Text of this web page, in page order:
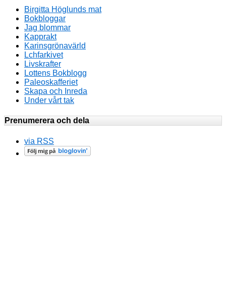
Birgitta Höglunds mat
Bokbloggar
Jag blommar
Kapprakt
Karinsgrönavärld
Lchfarkivet
Livskrafter
Lottens Bokblogg
Paleoskafferiet
Skapa och Inreda
Under vårt tak
Prenumerera och dela
via RSS